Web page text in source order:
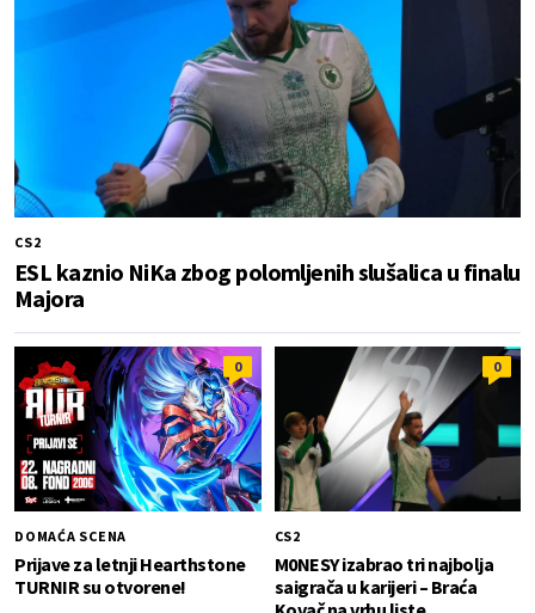
CS2
ESL kaznio NiKa zbog polomljenih slušalica u finalu
Majora
0
DOMAĆA SCENA
Prijave za letnji Hearthstone
TURNIR su otvorene!
0
CS2
M0NESY izabrao tri najbolja
saigrača u karijeri – Braća